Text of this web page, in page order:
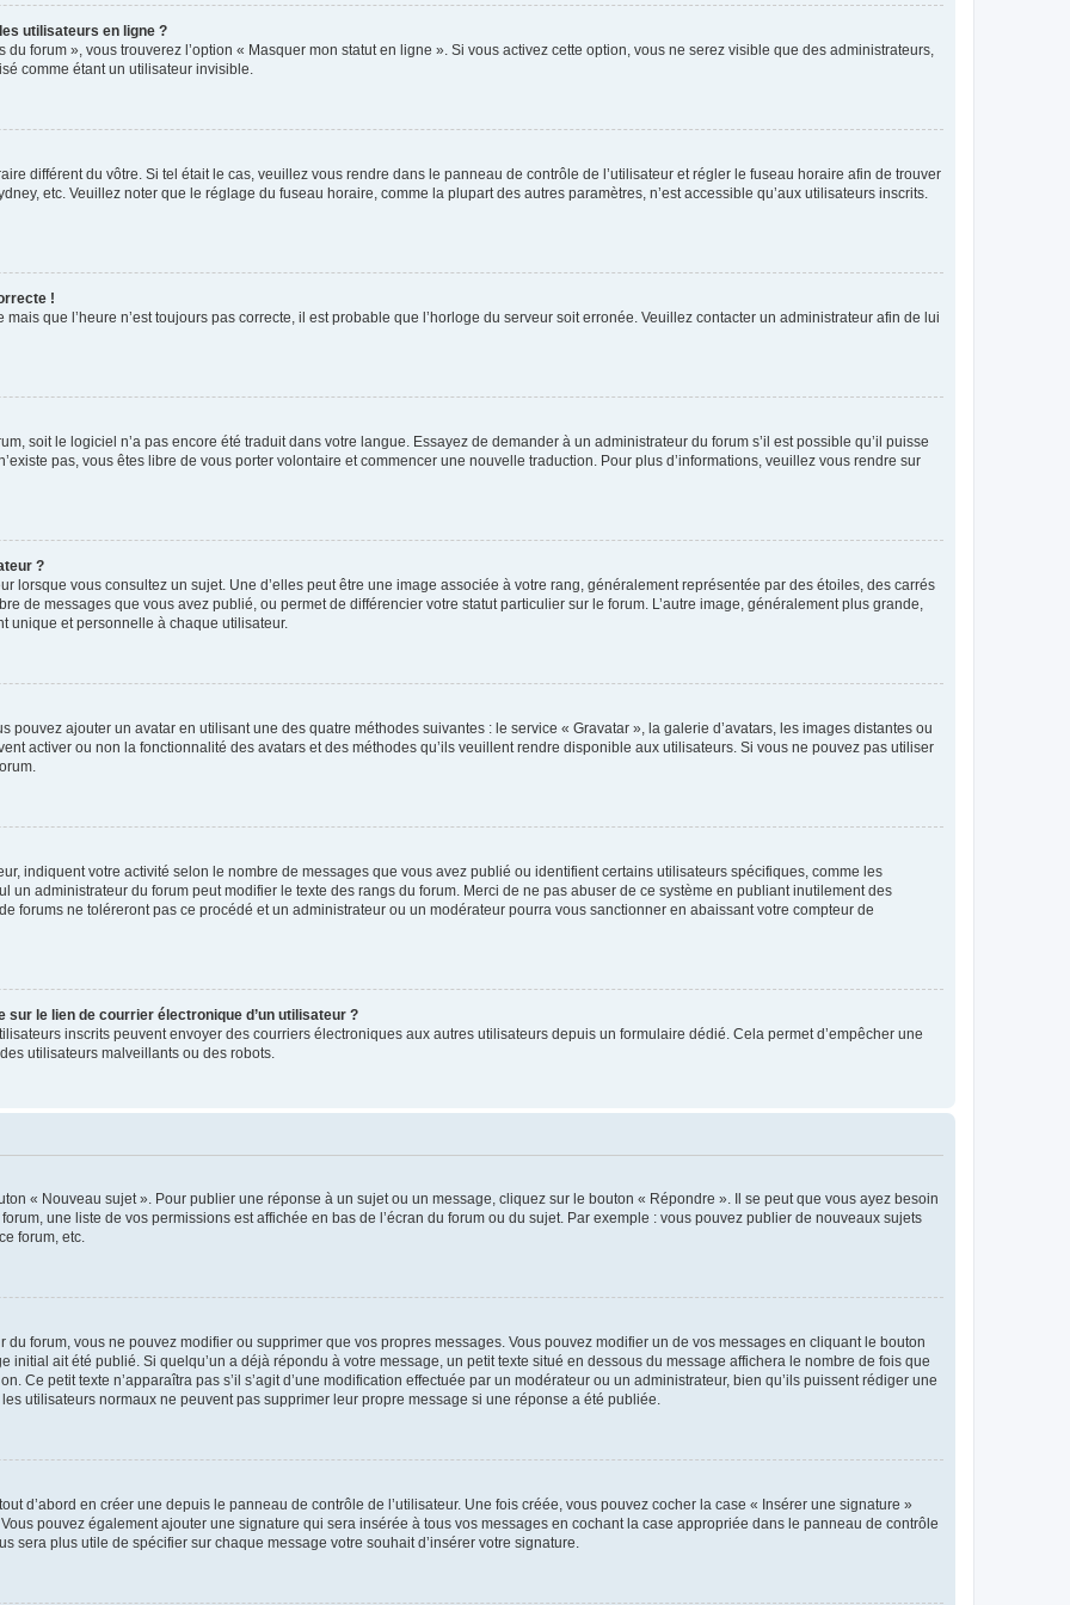
utilisateurs en ligne ?
forum », vous trouverez l’option « Masquer mon statut en ligne ». Si vous activez cette option, vous ne serez visible que des administrateurs,
comme étant un utilisateur invisible.
différent du vôtre. Si tel était le cas, veuillez vous rendre dans le panneau de contrôle de l’utilisateur et régler le fuseau horaire afin de trouver
etc. Veuillez noter que le réglage du fuseau horaire, comme la plupart des autres paramètres, n’est accessible qu’aux utilisateurs inscrits.
!
que l’heure n’est toujours pas correcte, il est probable que l’horloge du serveur soit erronée. Veuillez contacter un administrateur afin de lui
soit le logiciel n’a pas encore été traduit dans votre langue. Essayez de demander à un administrateur du forum s’il est possible qu’il puisse
pas, vous êtes libre de vous porter volontaire et commencer une nouvelle traduction. Pour plus d’informations, veuillez vous rendre sur
?
lorsque vous consultez un sujet. Une d’elles peut être une image associée à votre rang, généralement représentée par des étoiles, des carrés
de messages que vous avez publié, ou permet de différencier votre statut particulier sur le forum. L’autre image, généralement plus grande,
unique et personnelle à chaque utilisateur.
pouvez ajouter un avatar en utilisant une des quatre méthodes suivantes : le service « Gravatar », la galerie d’avatars, les images distantes ou
activer ou non la fonctionnalité des avatars et des méthodes qu’ils veuillent rendre disponible aux utilisateurs. Si vous ne pouvez pas utiliser
indiquent votre activité selon le nombre de messages que vous avez publié ou identifient certains utilisateurs spécifiques, comme les
un administrateur du forum peut modifier le texte des rangs du forum. Merci de ne pas abuser de ce système en publiant inutilement des
forums ne toléreront pas ce procédé et un administrateur ou un modérateur pourra vous sanctionner en abaissant votre compteur de
sur le lien de courrier électronique d’un utilisateur ?
inscrits peuvent envoyer des courriers électroniques aux autres utilisateurs depuis un formulaire dédié. Cela permet d’empêcher une
utilisateurs malveillants ou des robots.
« Nouveau sujet ». Pour publier une réponse à un sujet ou un message, cliquez sur le bouton « Répondre ». Il se peut que vous ayez besoin
une liste de vos permissions est affichée en bas de l’écran du forum ou du sujet. Par exemple : vous pouvez publier de nouveaux sujets
forum, etc.
forum, vous ne pouvez modifier ou supprimer que vos propres messages. Vous pouvez modifier un de vos messages en cliquant le bouton
ait été publié. Si quelqu’un a déjà répondu à votre message, un petit texte situé en dessous du message affichera le nombre de fois que
Ce petit texte n’apparaîtra pas s’il s’agit d’une modification effectuée par un modérateur ou un administrateur, bien qu’ils puissent rédiger une
utilisateurs normaux ne peuvent pas supprimer leur propre message si une réponse a été publiée.
d’abord en créer une depuis le panneau de contrôle de l’utilisateur. Une fois créée, vous pouvez cocher la case « Insérer une signature »
pouvez également ajouter une signature qui sera insérée à tous vos messages en cochant la case appropriée dans le panneau de contrôle
sera plus utile de spécifier sur chaque message votre souhait d’insérer votre signature.